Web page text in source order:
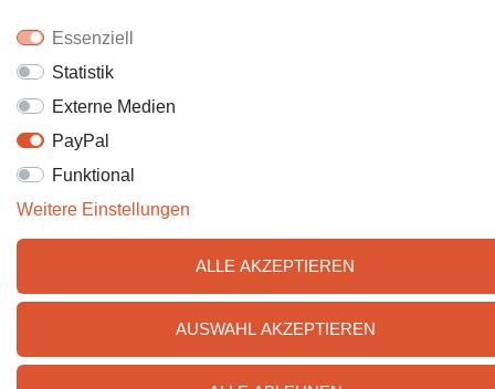
Essenziell
Statistik
Externe Medien
PayPal
Funktional
Weitere Einstellungen
ALLE AKZEPTIEREN
AUSWAHL AKZEPTIEREN